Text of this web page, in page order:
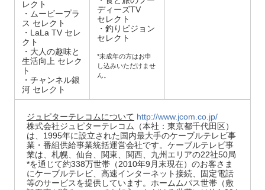
レクト
・ムービープラ
ス セレクト
・LaLa TV セレ
クト
・大人の趣味と
生活向上 セレク
ト
・チャンネル銀
河 セレクト
ディーズTV
セレクト
・釣りビジョン
セレクト
*未成年の方はお申
し込みいただけませ
ん。
ジュピターテレコムについて http://www.jcom.co.jp/
株式会社ジュピターテレコム（本社：東京都千代田区）
は、1995年に設立された国内最大手のケーブルテレビ事
業・番組供給事業統括運営会社です。ケーブルテレビ事
業は、札幌、仙台、関東、関西、九州エリアの22社50局
*を通じて約338万世帯（2010年9月末現在）のお客さま
にケーブルテレビ、高速インターネット接続、固定電話
等のサービスを提供しています。ホームムパス世帯（敷